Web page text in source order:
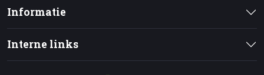
Informatie
Interne links